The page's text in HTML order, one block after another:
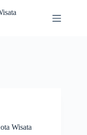
Wisata